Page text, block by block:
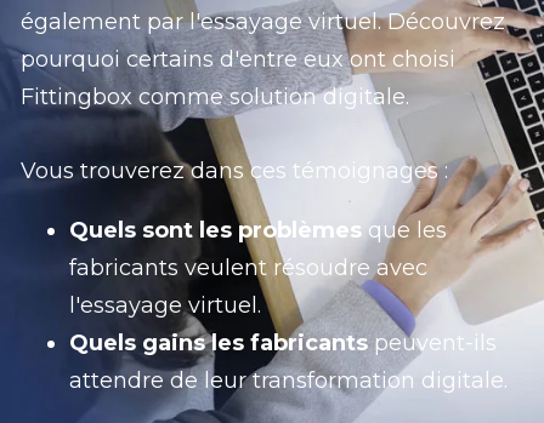
également par l'essayage virtuel. Découvrez
pourquoi certains d'entre eux ont choisi
Fittingbox comme solution digitale.
Vous trouverez dans ces témoignages :
Quels sont les problèmes que les
fabricants veulent résoudre avec
l'essayage virtuel.
Quels gains les fabricantspeuvent-ils
attendre de leur transformation digitale.